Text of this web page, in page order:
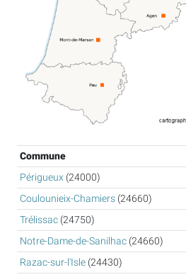
Commune
Périgueux (24000)
Coulounieix-Chamiers (24660)
Trélissac (24750)
Notre-Dame-de-Sanilhac (24660)
Razac-sur-l'Isle (24430)